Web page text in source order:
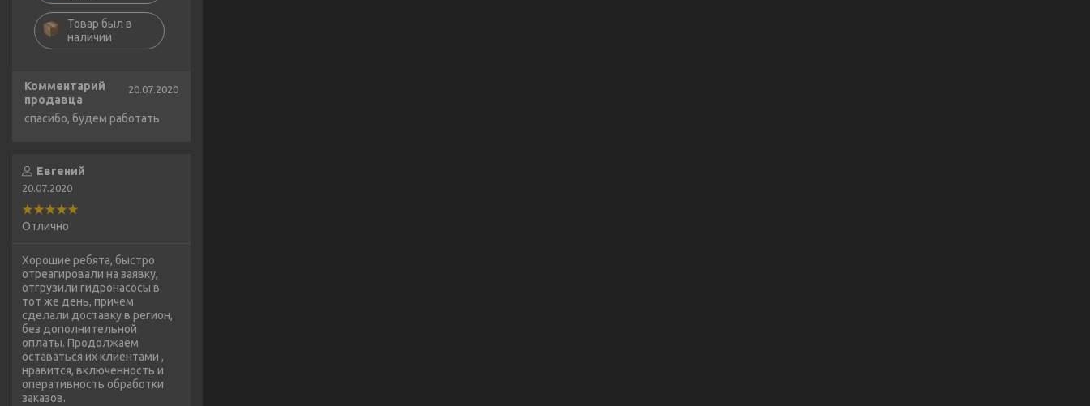
Товар был в
наличии
Комментарий
продавца
20.07.2020
спасибо, будем работать
Евгений
20.07.2020
Отлично
Хорошие ребята, быстро
отреагировали на заявку,
отгрузили гидронасосы в
тот же день, причем
сделали доставку в регион,
без дополнительной
оплаты. Продолжаем
оставаться их клиентами ,
нравится, включенность и
оперативность обработки
заказов.